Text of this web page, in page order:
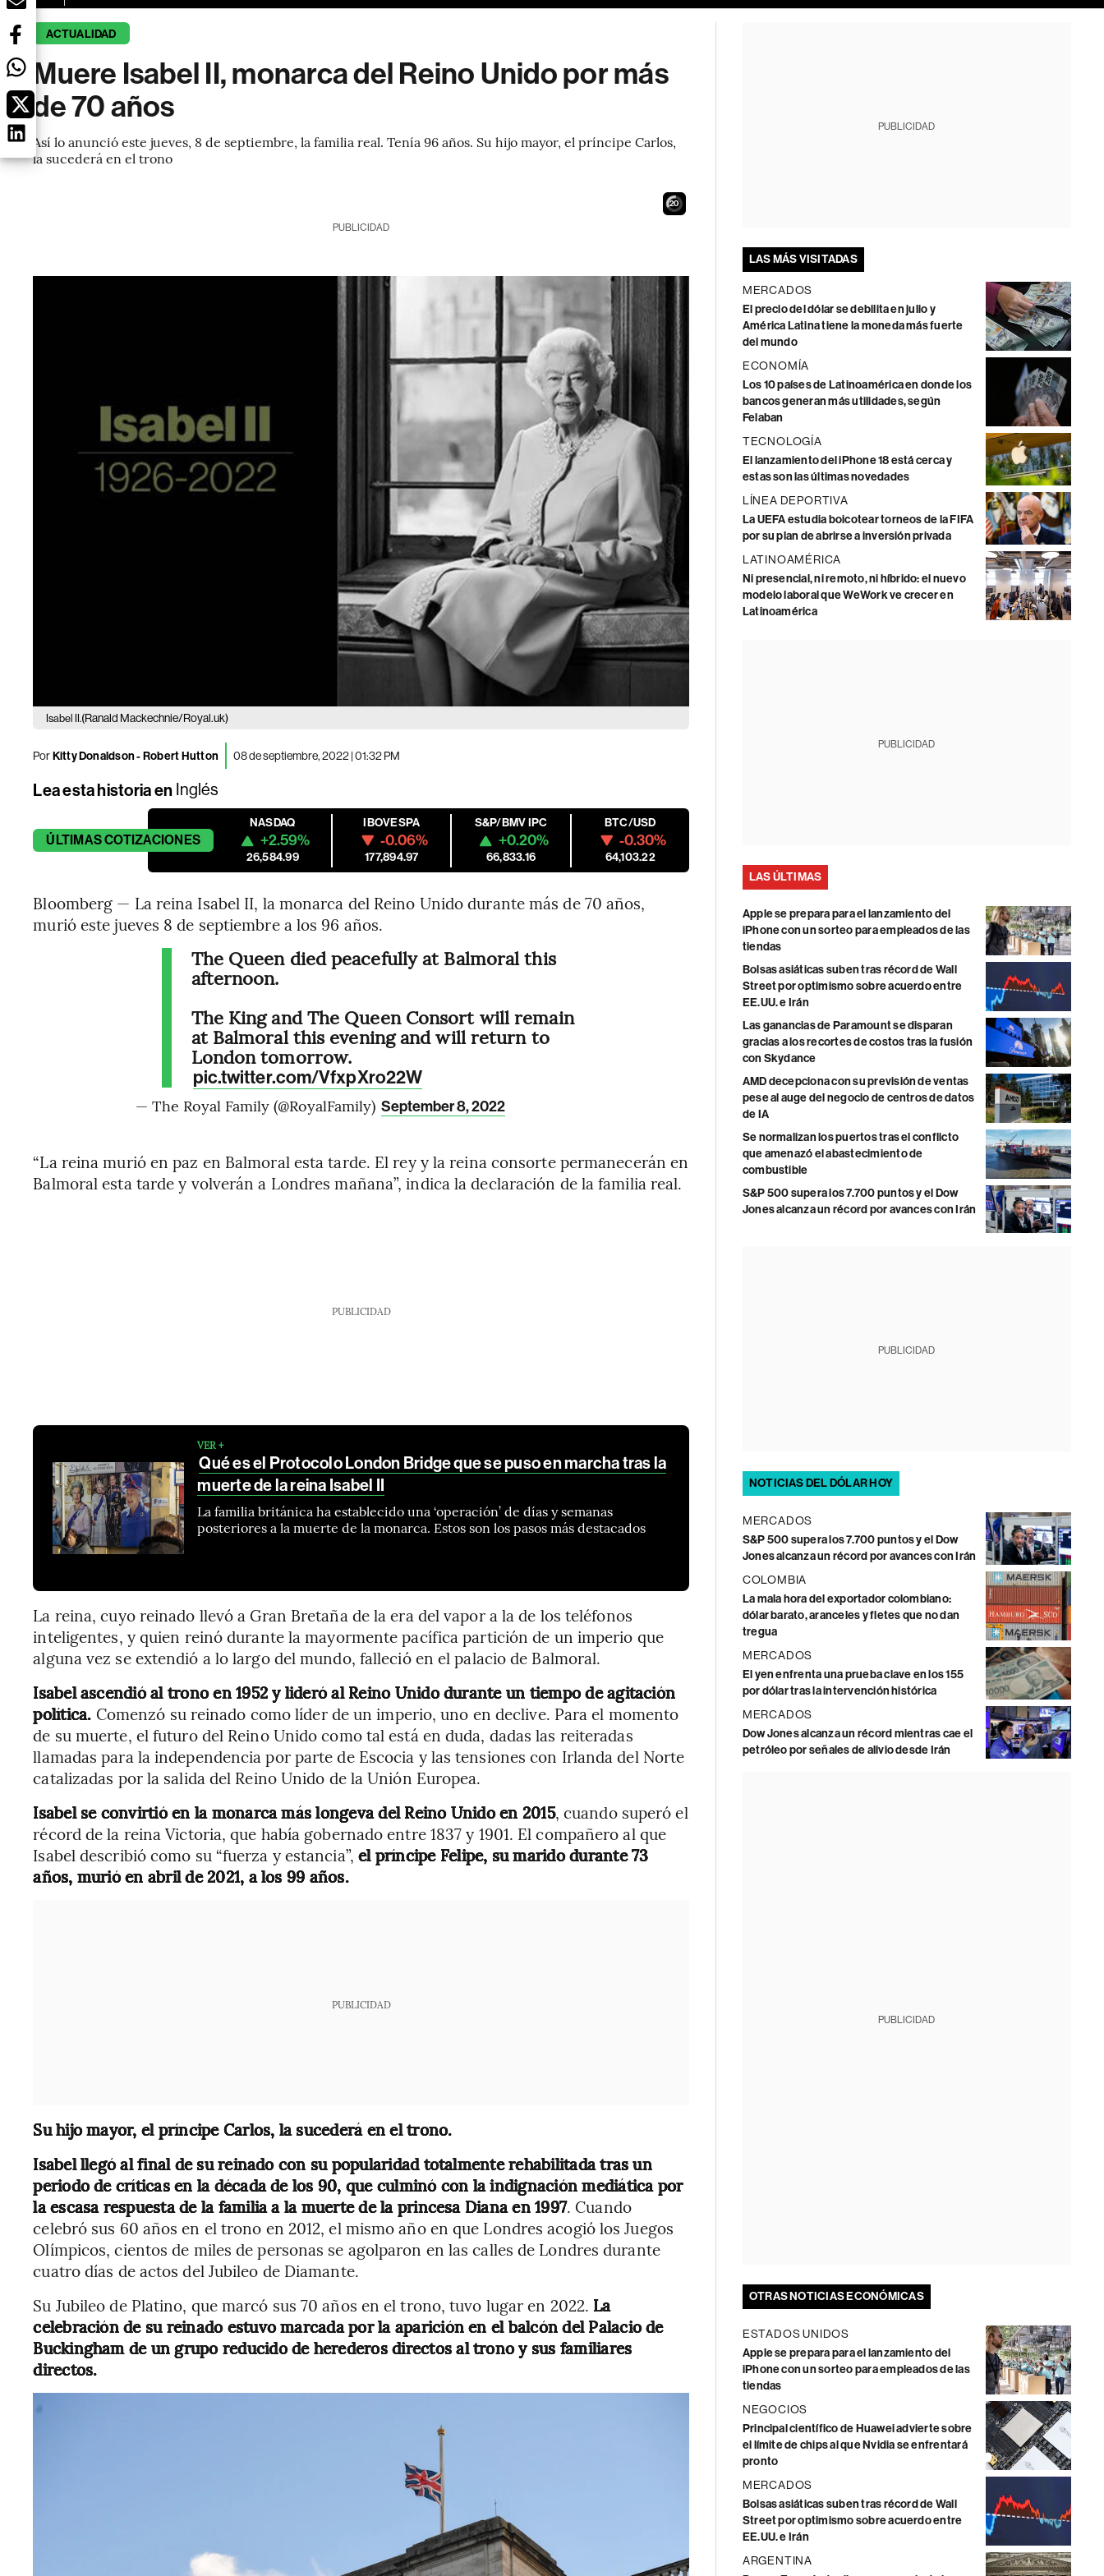
ACTUALIDAD
Muere Isabel II, monarca del Reino Unido por más
de 70 años
Así lo anunció este jueves, 8 de septiembre, la familia real. Tenía 96 años. Su hijo mayor, el príncipe Carlos,
la sucederá en el trono
19
PUBLICIDAD
Isabel II.(Ranald Mackechnie/Royal.uk)
PorKitty Donaldson - Robert Hutton 08 de septiembre, 2022 | 01:32 PM
Lea esta historia en Inglés
ÚLTIMASCOTIZACIONES
NASDAQ
+2.59%
26,584.99
IBOVESPA
-0.06%
177,894.97
S&P/BMV IPC
+0.20%
66,833.16
BTC/USD
-0.30%
64,103.22
Bloomberg — La reina Isabel II, la monarca del Reino Unido durante más de 70 años,
murió este jueves 8 de septiembre a los 96 años.
The Queen died peacefully at Balmoral this
afternoon.
The King and The Queen Consort will remain
at Balmoral this evening and will return to
London tomorrow.
pic.twitter.com/VfxpXro22W
— The Royal Family (@RoyalFamily) September 8, 2022
“La reina murió en paz en Balmoral esta tarde. El rey y la reina consorte permanecerán en
Balmoral esta tarde y volverán a Londres mañana”, indica la declaración de la familia real.
PUBLICIDAD
VER +
Qué es el Protocolo London Bridge que se puso en marcha tras la
muerte de la reina Isabel II
La familia británica ha establecido una ‘operación’ de días y semanas
posteriores a la muerte de la monarca. Estos son los pasos más destacados
La reina, cuyo reinado llevó a Gran Bretaña de la era del vapor a la de los teléfonos
inteligentes, y quien reinó durante la mayormente pacífica partición de un imperio que
alguna vez se extendió a lo largo del mundo, falleció en el palacio de Balmoral.
Isabel ascendió al trono en 1952 y lideró al Reino Unido durante un tiempo de agitación
política. Comenzó su reinado como líder de un imperio, uno en declive. Para el momento
de su muerte, el futuro del Reino Unido como tal está en duda, dadas las reiteradas
llamadas para la independencia por parte de Escocia y las tensiones con Irlanda del Norte
catalizadas por la salida del Reino Unido de la Unión Europea.
Isabel se convirtió en la monarca más longeva del Reino Unido en 2015, cuando superó el
récord de la reina Victoria, que había gobernado entre 1837 y 1901. El compañero al que
Isabel describió como su “fuerza y estancia”, el príncipe Felipe, su marido durante 73
años, murió en abril de 2021, a los 99 años.
PUBLICIDAD
Su hijo mayor, el príncipe Carlos, la sucederá en el trono.
Isabel llegó al final de su reinado con su popularidad totalmente rehabilitada tras un
periodo de críticas en la década de los 90, que culminó con la indignación mediática por
la escasa respuesta de la familia a la muerte de la princesa Diana en 1997. Cuando
celebró sus 60 años en el trono en 2012, el mismo año en que Londres acogió los Juegos
Olímpicos, cientos de miles de personas se agolparon en las calles de Londres durante
cuatro días de actos del Jubileo de Diamante.
Su Jubileo de Platino, que marcó sus 70 años en el trono, tuvo lugar en 2022. La
celebración de su reinado estuvo marcada por la aparición en el balcón del Palacio de
Buckingham de un grupo reducido de herederos directos al trono y sus familiares
directos.
PUBLICIDAD
LAS MÁS VISITADAS
MERCADOS
El precio del dólar se debilita en julio y
América Latina tiene la moneda más fuerte
del mundo
ECONOMÍA
Los 10 países de Latinoamérica en donde los
bancos generan más utilidades, según
Felaban
TECNOLOGÍA
El lanzamiento del iPhone 18 está cerca y
estas son las últimas novedades
LÍNEA DEPORTIVA
La UEFA estudia boicotear torneos de la FIFA
por su plan de abrirse a inversión privada
LATINOAMÉRICA
Ni presencial, ni remoto, ni híbrido: el nuevo
modelo laboral que WeWork ve crecer en
Latinoamérica
PUBLICIDAD
LAS ÚLTIMAS
Apple se prepara para el lanzamiento del
iPhone con un sorteo para empleados de las
tiendas
Bolsas asiáticas suben tras récord de Wall
Street por optimismo sobre acuerdo entre
EE.UU. e Irán
Las ganancias de Paramount se disparan
gracias a los recortes de costos tras la fusión
con Skydance
AMD decepciona con su previsión de ventas
pese al auge del negocio de centros de datos
de IA
Se normalizan los puertos tras el conflicto
que amenazó el abastecimiento de
combustible
S&P 500 supera los 7.700 puntos y el Dow
Jones alcanza un récord por avances con Irán
PUBLICIDAD
NOTICIAS DEL DÓLAR HOY
MERCADOS
S&P 500 supera los 7.700 puntos y el Dow
Jones alcanza un récord por avances con Irán
COLOMBIA
La mala hora del exportador colombiano:
dólar barato, aranceles y fletes que no dan
tregua
MERCADOS
El yen enfrenta una prueba clave en los 155
por dólar tras la intervención histórica
MERCADOS
Dow Jones alcanza un récord mientras cae el
petróleo por señales de alivio desde Irán
PUBLICIDAD
OTRAS NOTICIAS ECONÓMICAS
ESTADOS UNIDOS
Apple se prepara para el lanzamiento del
iPhone con un sorteo para empleados de las
tiendas
NEGOCIOS
Principal científico de Huawei advierte sobre
el límite de chips al que Nvidia se enfrentará
pronto
MERCADOS
Bolsas asiáticas suben tras récord de Wall
Street por optimismo sobre acuerdo entre
EE.UU. e Irán
ARGENTINA